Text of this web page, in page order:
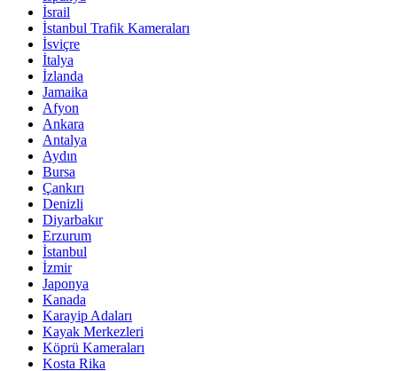
İsrail
İstanbul Trafik Kameraları
İsviçre
İtalya
İzlanda
Jamaika
Afyon
Ankara
Antalya
Aydın
Bursa
Çankırı
Denizli
Diyarbakır
Erzurum
İstanbul
İzmir
Japonya
Kanada
Karayip Adaları
Kayak Merkezleri
Köprü Kameraları
Kosta Rika